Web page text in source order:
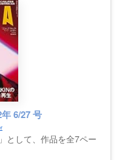
6/27 号
として、作品を全7ペー